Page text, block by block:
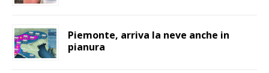
Piemonte, arriva la neve anche in
pianura